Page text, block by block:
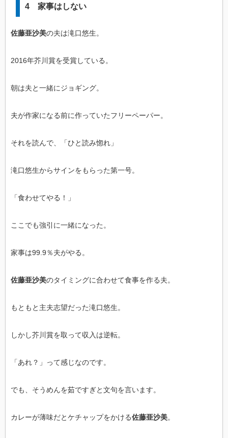
4 家事はしない
佐藤亜沙美の夫は滝口悠生。
2016年芥川賞を受賞している。
朝は夫と一緒にジョギング。
夫が作家になる前に作っていたフリーペーパー。
それを読んで、「ひと読み惚れ」
滝口悠生からサインをもらった第一号。
「食わせてやる！」
ここでも強引に一緒になった。
家事は99.9％夫がやる。
佐藤亜沙美のタイミングに合わせて食事を作る夫。
もともと主夫志望だった滝口悠生。
しかし芥川賞を取って収入は逆転。
「あれ？」って感じなのです。
でも、そうめんを茹ですぎと文句を言います。
カレーが薄味だとケチャップをかける佐藤亜沙美。